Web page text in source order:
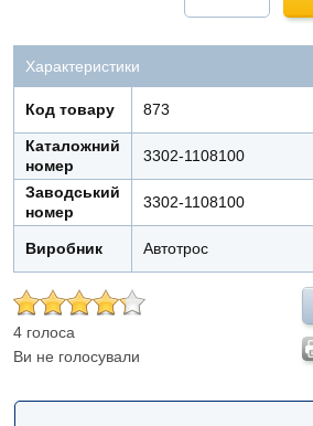
Характеристики
Код товару 873
Каталожний
номер
3302-1108100
Заводський
номер
3302-1108100
Виробник Автотрос
4 голоса
Ви не голосували